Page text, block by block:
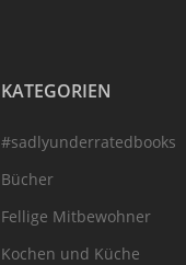
KATEGORIEN
#sadlyunderratedbooks
Bücher
Fellige Mitbewohner
Kochen und Küche